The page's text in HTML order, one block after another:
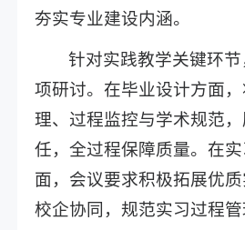
夯实专业建设内涵。
针对实践教学关键环
项研讨。在毕业设计方面
理、过程监控与学术规范
任，全过程保障质量。在
面，会议要求积极拓展优
校企协同，规范实习过程管